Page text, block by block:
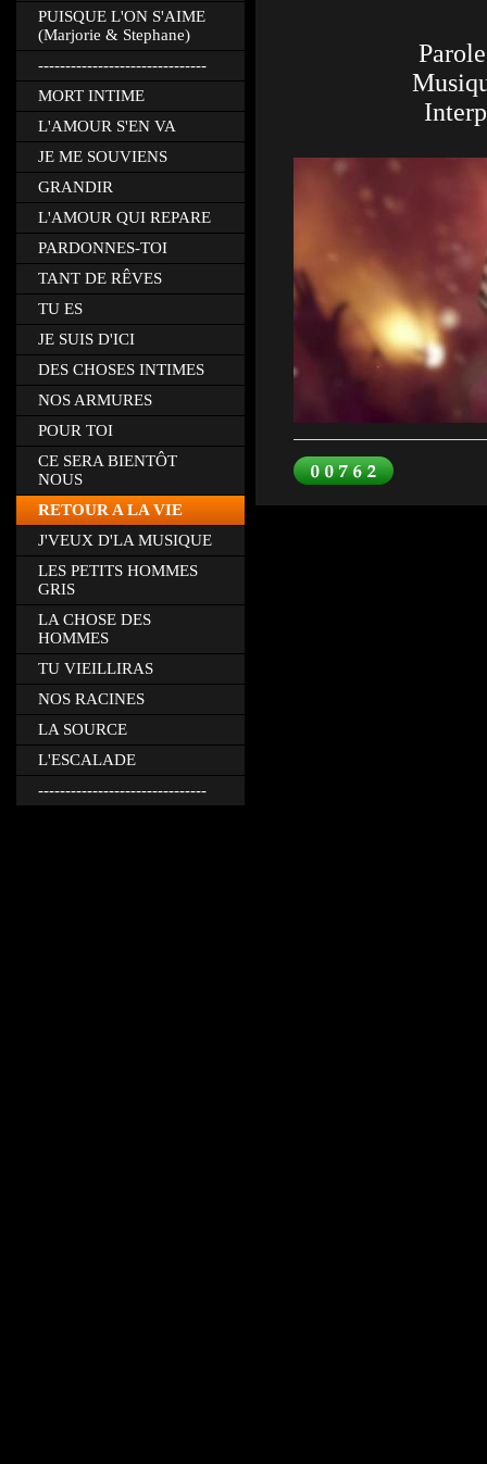
PUISQUE L'ON S'AIME
(Marjorie & Stephane)
-------------------------------
MORT INTIME
L'AMOUR S'EN VA
JE ME SOUVIENS
GRANDIR
L'AMOUR QUI REPARE
PARDONNES-TOI
TANT DE RÊVES
TU ES
JE SUIS D'ICI
DES CHOSES INTIMES
NOS ARMURES
POUR TOI
CE SERA BIENTÔT
NOUS
RETOUR A LA VIE
J'VEUX D'LA MUSIQUE
LES PETITS HOMMES
GRIS
LA CHOSE DES
HOMMES
TU VIEILLIRAS
NOS RACINES
LA SOURCE
L'ESCALADE
-------------------------------